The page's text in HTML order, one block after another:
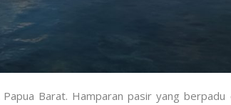
Barat. Hamparan pasir yang berpadu